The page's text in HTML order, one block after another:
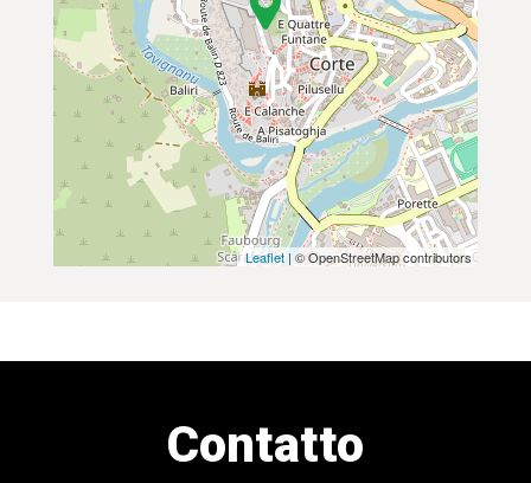
Leaflet | © OpenStreetMap contributors
Contatto